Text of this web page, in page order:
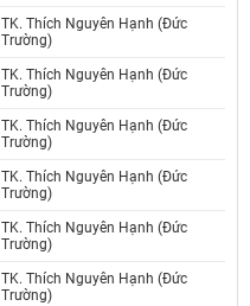
TK. Thích Nguyên Hạnh (Đức
Trường)
TK. Thích Nguyên Hạnh (Đức
Trường)
TK. Thích Nguyên Hạnh (Đức
Trường)
TK. Thích Nguyên Hạnh (Đức
Trường)
TK. Thích Nguyên Hạnh (Đức
Trường)
TK. Thích Nguyên Hạnh (Đức
Trường)